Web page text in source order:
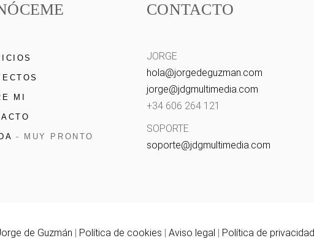
MI
- MUY PRONTO
CONTACTO
JORGE
hola@jorgedeguzman.com
jorge@jdgmultimedia.com
+34 606 264 121
SOPORTE
soporte@jdgmultimedia.com
de Guzmán Política de cookies Aviso legal Política de privacidad